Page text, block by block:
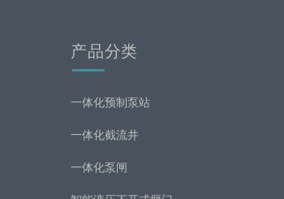
产品分类
一体化预制泵站
一体化截流井
一体化泵闸